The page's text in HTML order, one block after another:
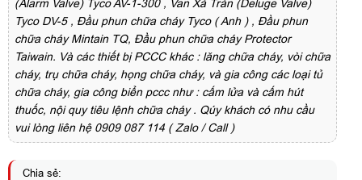
(Alarm Valve) Tyco AV-1-300 , Van Xả Tràn (Deluge Valve)
Tyco DV-5 , Đầu phun chữa cháy Tyco ( Anh ) , Đầu phun
chữa cháy Mintain TQ, Đầu phun chữa cháy Protector
Taiwain. Và các thiết bị PCCC khác : lăng chữa cháy, vòi chữa
cháy, trụ chữa cháy, họng chữa cháy, và gia công các loại tủ
chữa cháy, gia công biển pccc như : cấm lửa và cấm hút
thuốc, nội quy tiêu lệnh chữa cháy . Qúy khách có nhu cầu
vui lòng liên hệ 0909 087 114 ( Zalo / Call )
Chia sẻ: